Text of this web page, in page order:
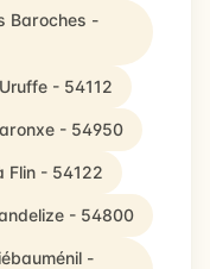
Baroches -
- 54112
- 54950
Flin - 54122
- 54800
-